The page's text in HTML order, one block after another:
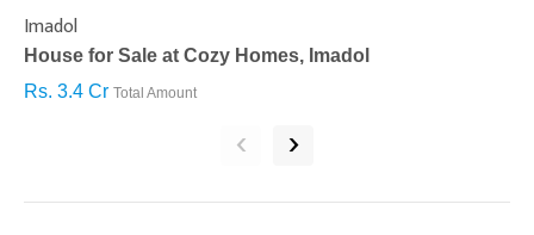
Imadol
House for Sale at Cozy Homes, Imadol
Rs. 3.4 Cr Total Amount
‹ ›